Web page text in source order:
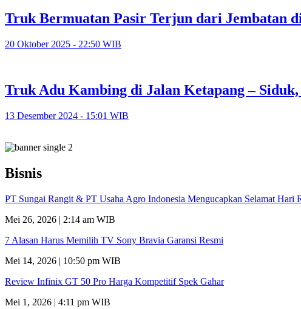
Truk Bermuatan Pasir Terjun dari Jembatan
20 Oktober 2025 - 22:50 WIB
Truk Adu Kambing di Jalan Ketapang –
13 Desember 2024 - 15:01 WIB
Bisnis
PT Sungai Rangit & PT Usaha Agro Indonesia Mengucapkan Selamat Hari
Mei 26, 2026 | 2:14 am WIB
7 Alasan Harus Memilih TV Sony Bravia Garansi Resmi
Mei 14, 2026 | 10:50 pm WIB
Review Infinix GT 50 Pro Harga Kompetitif Spek Gahar
Mei 1, 2026 | 4:11 pm WIB